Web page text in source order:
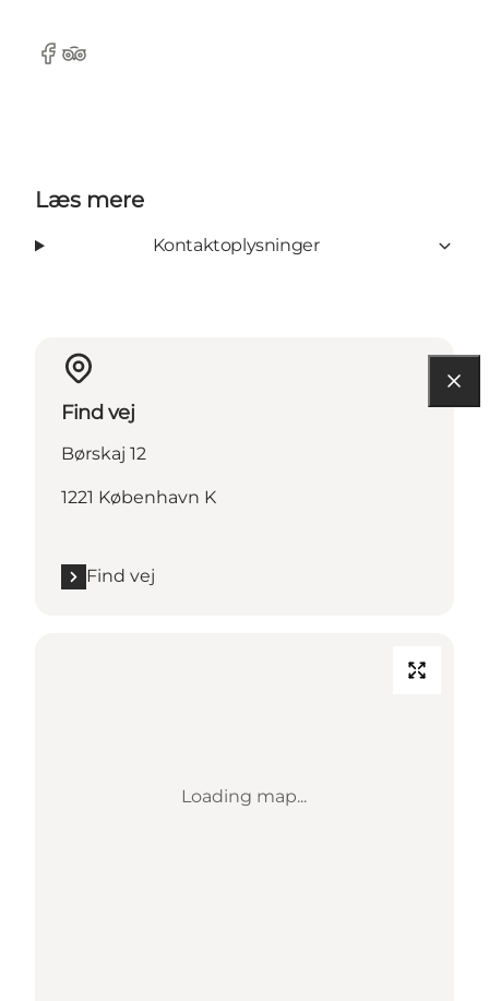
Facebook
Tripadvisor
Læs mere
Kontaktoplysninger
Find vej
Børskaj 12
1221 København K
Find vej
Loading map...